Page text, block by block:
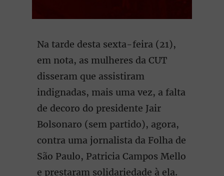
Na tarde desta sexta-feira (21),
em nota, as mulheres da CUT
disseram que assistiram
indignadas, mais uma vez, a falta
de decoro do presidente Jair
Bolsonaro (sem partido), agora,
contra uma jornalista da Folha de
São Paulo, Patricia Campos Mello
e prestaram solidariedade à ela.